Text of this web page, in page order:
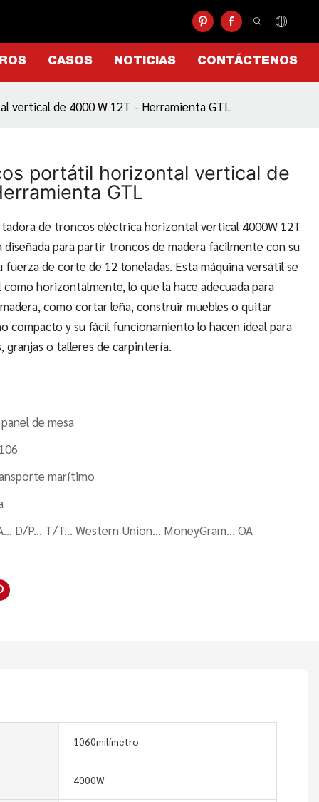
CASOS NOTICIAS CONTÁCTENOS
vertical de 4000 W 12T - Herramienta GTL
portátil horizontal vertical de
GTL
de troncos eléctrica horizontal vertical 4000W 12T
para partir troncos de madera fácilmente con su
de corte de 12 toneladas. Esta máquina versátil se
horizontalmente, lo que la hace adecuada para
como cortar leña, construir muebles o quitar
compacto y su fácil funcionamiento lo hacen ideal para
granjas o talleres de carpintería.
de mesa
marítimo
D/P... T/T... Western Union... MoneyGram... OA
1060milímetro
4000W